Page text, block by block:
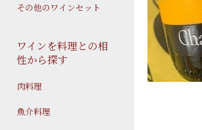
その他のワインセット
ワインを料理との相
性から探す
肉料理
魚介料理